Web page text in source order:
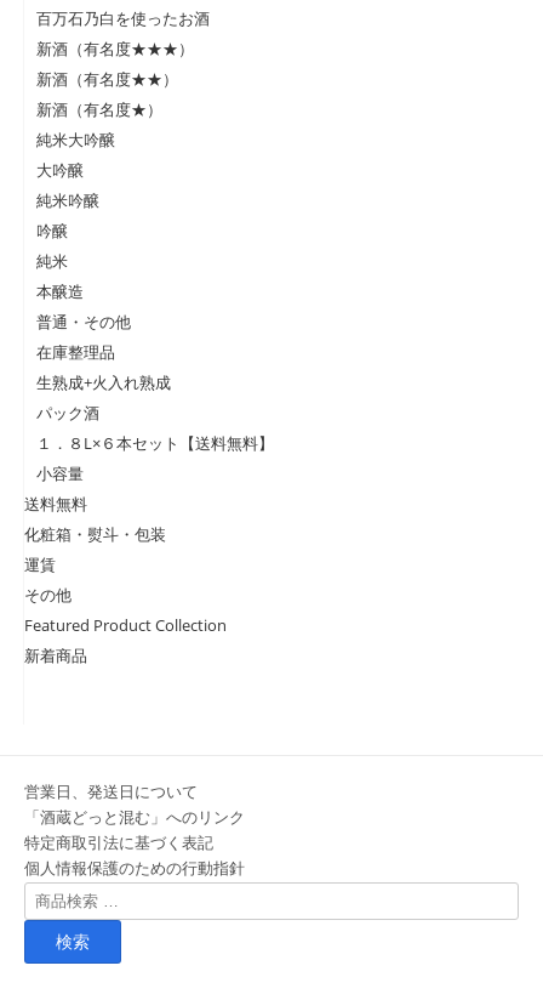
百万石乃白を使ったお酒
新酒（有名度★★★）
新酒（有名度★★）
新酒（有名度★）
純米大吟醸
大吟醸
純米吟醸
吟醸
純米
本醸造
普通・その他
在庫整理品
生熟成+火入れ熟成
パック酒
１．８L×６本セット【送料無料】
小容量
送料無料
化粧箱・熨斗・包装
運賃
その他
Featured Product Collection
新着商品
営業日、発送日について
「酒蔵どっと混む」へのリンク
特定商取引法に基づく表記
個人情報保護のための行動指針
検
索
象: